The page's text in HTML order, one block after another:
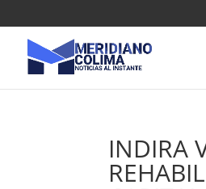
INDIRA